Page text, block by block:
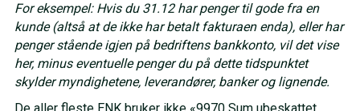
For eksempel: Hvis du 31.12 har penger til gode fra en
kunde (altså at de ikke har betalt fakturaen enda), eller har
penger stående igjen på bedriftens bankkonto, vil det vise
her, minus eventuelle penger du på dette tidspunktet
skylder myndighetene, leverandører, banker og lignende.